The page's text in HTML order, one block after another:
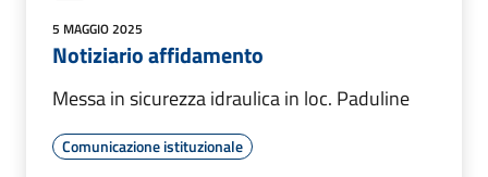
5 MAGGIO 2025
Notiziario affidamento
Messa in sicurezza idraulica in loc. Paduline
Comunicazione istituzionale